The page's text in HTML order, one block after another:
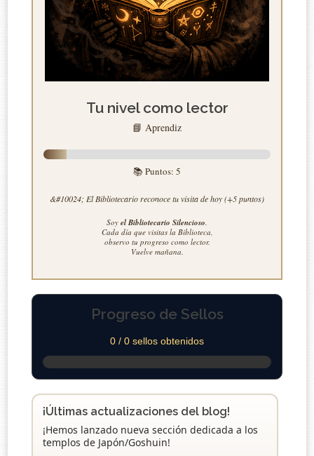
Tu nivel como lector
📘 Aprendiz
📚 Puntos: 5
&#10024; El Bibliotecario reconoce tu visita de hoy (+5 puntos)
Soy el Bibliotecario Silencioso
Cada día que visitas la Biblioteca,
observo tu progreso como lector.
Vuelve mañana.
Progreso de Sellos
0 / 0 sellos obtenidos
¡Últimas actualizaciones del blog!
¡Hemos lanzado nueva sección dedicada a los
templos de Japón/Goshuin!